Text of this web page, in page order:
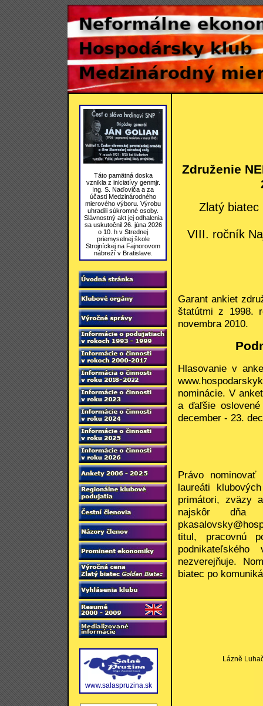
Táto pamätná doska
vznikla z iniciatívy genmjr.
Ing. S. Naďoviča a za
účasti Medzinárodného
mierového výboru. Výrobu
uhradili súkromné osoby.
Slávnostný akt jej odhalenia
sa uskutočnil 26. júna 2026
o 10. h v Strednej
priemyselnej škole
Strojníckej na Fajnorovom
nábreží v Bratislave.
www.salaspruzina.sk
Združenie
Zlatý biatec
VIII. ročník
Garant ankiet
štatútmi z 1998.
novembra 2010.
Hlasovanie v
nominácie. V
a ďaľšie
december - 23.
Právo
laureáti
primátori, zväzy
najskôr dňa
titul, pracovnú
nezverejňuje.
biatec po
Lázně